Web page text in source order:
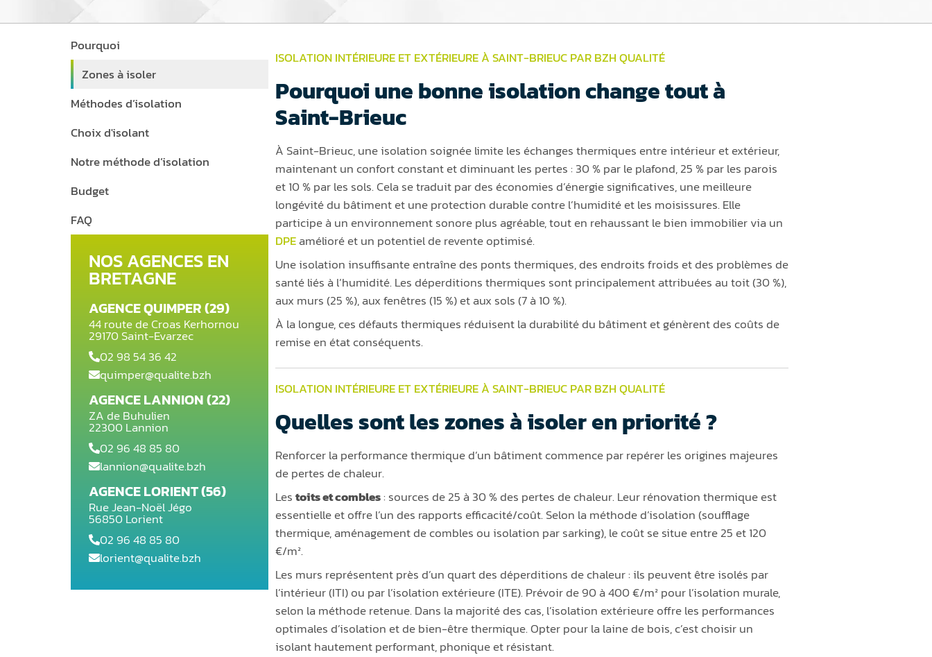
Pourquoi
Zones à isoler
Méthodes d’isolation
Choix d'isolant
Notre méthode d’isolation
Budget
FAQ
NOS AGENCES EN
BRETAGNE
AGENCE QUIMPER (29)
44 route de Croas Kerhornou
29170 Saint-Evarzec
02 98 54 36 42
quimper@qualite.bzh
AGENCE LANNION (22)
ZA de Buhulien
22300 Lannion
02 96 48 85 80
lannion@qualite.bzh
AGENCE LORIENT (56)
Rue Jean-Noël Jégo
56850 Lorient
02 96 48 85 80
lorient@qualite.bzh
ISOLATION INTÉRIEURE ET EXTÉRIEURE À SAINT-BRIEUC PAR BZH QUALITÉ
Pourquoi une bonne isolation change tout à
Saint-Brieuc
À Saint-Brieuc, une isolation soignée limite les échanges thermiques entre intérieur et extérieur,
maintenant un confort constant et diminuant les pertes : 30 % par le plafond, 25 % par les parois
et 10 % par les sols. Cela se traduit par des économies d’énergie significatives, une meilleure
longévité du bâtiment et une protection durable contre l’humidité et les moisissures. Elle
participe à un environnement sonore plus agréable, tout en rehaussant le bien immobilier via un
DPEamélioré et un potentiel de revente optimisé.
Une isolation insuffisante entraîne des ponts thermiques, des endroits froids et des problèmes de
santé liés à l’humidité. Les déperditions thermiques sont principalement attribuées au toit (30 %),
aux murs (25 %), aux fenêtres (15 %) et aux sols (7 à 10 %).
À la longue, ces défauts thermiques réduisent la durabilité du bâtiment et génèrent des coûts de
remise en état conséquents.
ISOLATION INTÉRIEURE ET EXTÉRIEURE À SAINT-BRIEUC PAR BZH QUALITÉ
Quelles sont les zones à isoler en priorité ?
Renforcer la performance thermique d’un bâtiment commence par repérer les origines majeures
de pertes de chaleur.
Lestoits et combles: sources de 25 à 30 % des pertes de chaleur. Leur rénovation thermique est
essentielle et offre l’un des rapports efficacité/coût. Selon la méthode d’isolation (soufflage
thermique, aménagement de combles ou isolation par sarking), le coût se situe entre 25 et 120
€/m².
Les murs représentent près d’un quart des déperditions de chaleur : ils peuvent être isolés par
l’intérieur (ITI) ou par l’isolation extérieure (ITE). Prévoir de 90 à 400 €/m² pour l’isolation murale,
selon la méthode retenue. Dans la majorité des cas, l’isolation extérieure offre les performances
optimales d’isolation et de bien-être thermique. Opter pour la laine de bois, c’est choisir un
isolant hautement performant, phonique et résistant.